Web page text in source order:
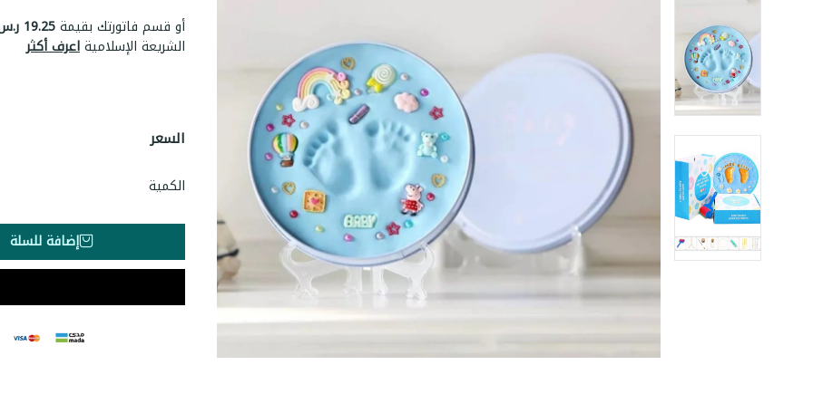
أو قسم فاتورتك بقيمة19.25 ر.س
الشريعة الإسلاميةاعرف أكثر
السعر
الكمية
إضافة للسلة